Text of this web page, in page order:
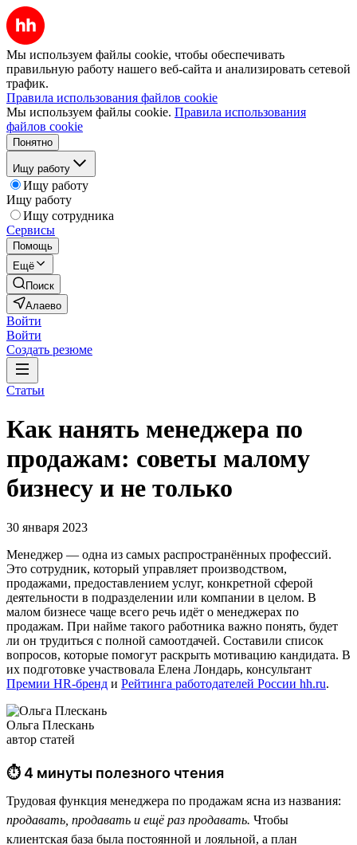
Мы используем файлы cookie, чтобы обеспечивать
правильную работу нашего веб-сайта и анализировать сетевой
трафик.
Правила использования файлов cookie
Мы используем файлы cookie. Правила использования
файлов cookie
Понятно
Ищу работу
Ищу работу
Ищу работу
Ищу сотрудника
Сервисы
Помощь
Ещё
Поиск
Алаево
Войти
Войти
Создать резюме
Статьи
Как нанять менеджера по
продажам: советы малому
бизнесу и не только
30 января 2023
Менеджер — одна из самых распространённых профессий.
Это сотрудник, который управляет производством,
продажами, предоставлением услуг, конкретной сферой
деятельности в подразделении или компании в целом. В
малом бизнесе чаще всего речь идёт о менеджерах по
продажам. При найме такого работника важно понять, будет
ли он трудиться с полной самоотдачей. Составили список
вопросов, которые помогут раскрыть мотивацию кандидата. В
их подготовке участвовала Елена Лондарь, консультант
Премии HR-бренд и Рейтинга работодателей России hh.ru.
Ольга Плескань
автор статей
⏱ 4 минуты полезного чтения
Трудовая функция менеджера по продажам ясна из названия:
продавать, продавать и ещё раз продавать. Чтобы
клиентская база была постоянной и лояльной, а план